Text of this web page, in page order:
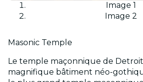
Image 1
Image 2
Masonic Temple
Le temple maçonnique de
magnifique bâtiment néo-